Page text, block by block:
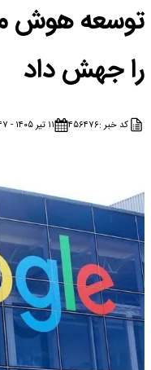
توسعه هوش
را جهش داد
کد خبر :۴۵۶۴۷۶ ۱۱ تیر ۱۴۰۵ - ۱۳:۴۷